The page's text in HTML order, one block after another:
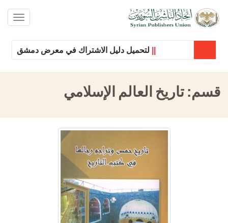
لتحميل دليل الاشتراك في معرض دمشق الدولي
قسم: تاريخ العالم الإسلامي